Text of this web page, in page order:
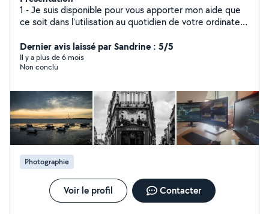
1 - Je suis disponible pour vous apporter mon aide que
ce soit dans l'utilisation au quotidien de votre ordinateur
services d'accompagnement pour des élèves qui
auraient besoin d'un coup de main en sciences (Math /
Physique / Technologie / ...). 3 - Amateur de
pour vous apprendre à utiliser un appareil correctement
et/ou pour retoucher vos photos.
Dernier avis laissé par Sandrine : 5/5
Il y a plus de 6 mois
Non conclu
Photographie
Voir le profil Contacter